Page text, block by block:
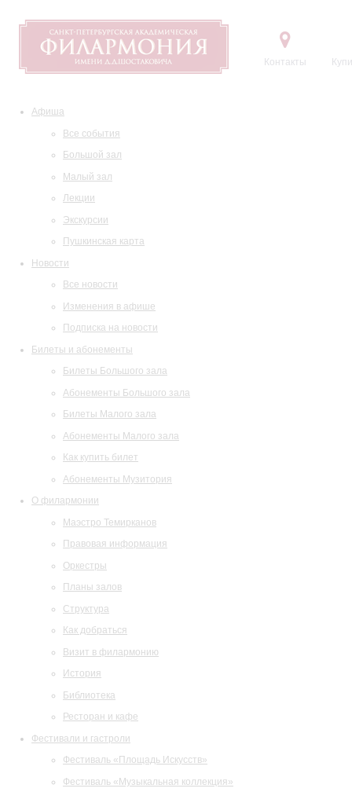
Контакты
Афиша
Все события
Большой зал
Малый зал
Лекции
Экскурсии
Пушкинская карта
Новости
Все новости
Изменения в афише
Подписка на новости
Билеты и абонементы
Билеты Большого зала
Абонементы Большого зала
Билеты Малого зала
Абонементы Малого зала
Как купить билет
Абонементы Музитория
О филармонии
Маэстро Темирканов
Правовая информация
Оркестры
Планы залов
Структура
Как добраться
Визит в филармонию
История
Библиотека
Ресторан и кафе
Фестивали и гастроли
Фестиваль «Площадь Искусств»
Фестиваль «Музыкальная коллекция»